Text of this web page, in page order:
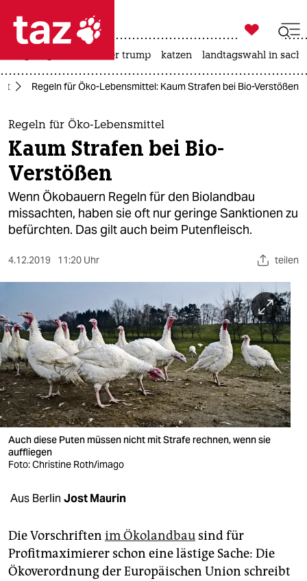
 taz zahl ich
taz zahl ich
themen
politik
öko
gesellschaft
sport
berlin
nord
wahrheit
verlag
verlag
veranstaltungen
unterstützen
abo

taz zahl ich
usa unter trump katzen landtagswahl in
Regeln für Öko-Lebensmittel: Kaum Strafen bei Bio-Verstößen
Regeln für Öko-Lebensmittel
Kaum Strafen bei Bio-
Verstößen
Wenn Ökobauern Regeln für den Biolandbau
missachten, haben sie oft nur geringe Sanktionen zu
befürchten. Das gilt auch beim Putenfleisch.
4.12.2019 11:20 Uhr teilen
Auch diese Puten müssen nicht mit Strafe rechnen, wenn sie
auffliegen
Foto: Christine Roth/imago
Aus Berlin Jost Maurin
Die Vorschriften im Ökolandbau sind für
Profitmaximierer schon eine lästige Sache: Die
Ökoverordnung der Europäischen Union schreibt